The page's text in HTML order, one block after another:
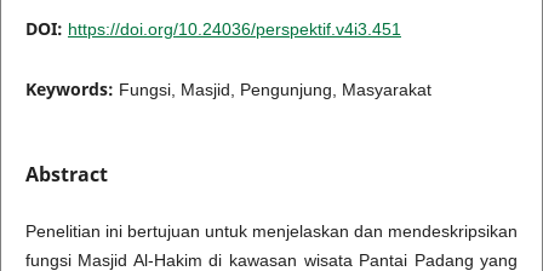
DOI: https://doi.org/10.24036/perspektif.v4i3.451
Keywords: Fungsi, Masjid, Pengunjung, Masyarakat
Abstract
Penelitian ini bertujuan untuk menjelaskan dan mendeskripsikan
fungsi Masjid Al-Hakim di kawasan wisata Pantai Padang yang